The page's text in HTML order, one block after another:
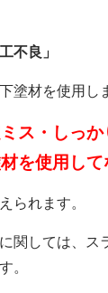
不良」
塗材を使用し
ス・しっか
を使用して
られます。
関しては、ス
。